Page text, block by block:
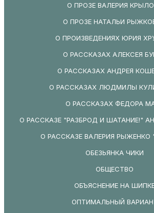
О ПРОЗЕ ВАЛЕРИЯ
О ПРОЗЕ НАТАЛЬИ
О ПРОИЗВЕДЕНИЯХ ЮРИЯ
О РАССКАЗАХ АЛЕКСЕЯ
О РАССКАЗАХ АНДРЕЯ
О РАССКАЗАХ ЛЮДМИЛЫ
О РАССКАЗАХ ФЕДОРА
О РАССКАЗЕ "РАЗБРОД И ШАТАНИЕ!"
О РАССКАЗЕ ВАЛЕРИЯ РЫЖЕНКО
ОБЕЗЬЯНКА ЧИКИ
ОБЩЕСТВО
ОБЪЯСНЕНИЕ НА
ОПТИМАЛЬНЫЙ